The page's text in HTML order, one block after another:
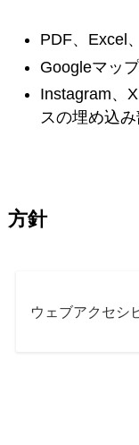
PDF、Excel
Googleマッ
Instagram、
スの埋め込
方針
ウェブアクセシ